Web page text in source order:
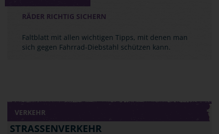
RÄDER RICHTIG SICHERN
Faltblatt mit allen wichtigen Tipps, mit denen man
sich gegen Fahrrad-Diebstahl schützen kann.
VERKEHR
STRASSENVERKEHR